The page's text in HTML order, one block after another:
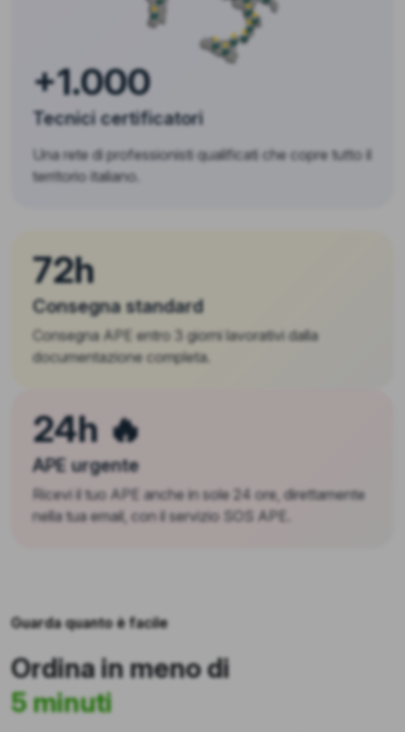
+1.000
Tecnici certificatori
Una rete di professionisti qualificati che copre tutto il
territorio italiano.
72h
Consegna standard
Consegna APE entro 3 giorni lavorativi dalla
documentazione completa.
24h 🔥
APE urgente
Ricevi il tuo APE anche in sole 24 ore, direttamente
nella tua email, con il servizio SOS APE.
Guarda quanto è facile
Ordina in meno di
5 minuti